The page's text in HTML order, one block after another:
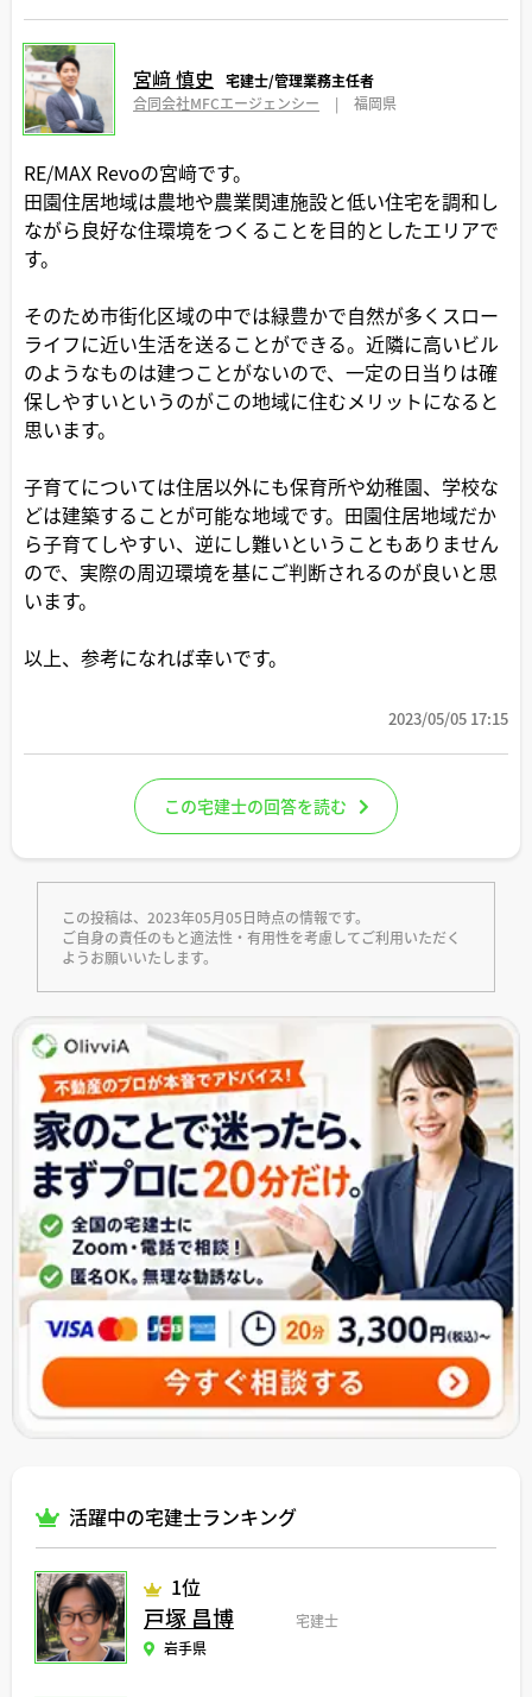
宮﨑 慎史
宅建士/管理業務主任者
合同会社MFCエージェンシー
| 福岡県
RE/MAX Revoの宮﨑です。
田園住居地域は農地や農業関連施設と低い住宅を調和し
ながら良好な住環境をつくることを目的としたエリアで
す。
そのため市街化区域の中では緑豊かで自然が多くスロー
ライフに近い生活を送ることができる。近隣に高いビル
のようなものは建つことがないので、一定の日当りは確
保しやすいというのがこの地域に住むメリットになると
思います。
子育てについては住居以外にも保育所や幼稚園、学校な
どは建築することが可能な地域です。田園住居地域だか
ら子育てしやすい、逆にし難いということもありません
ので、実際の周辺環境を基にご判断されるのが良いと思
います。
以上、参考になれば幸いです。
2023/05/05 17:15
この宅建士の回答を読む
この投稿は、2023年05月05日時点の情報です。
ご自身の責任のもと適法性・有用性を考慮してご利用いただく
ようお願いいたします。
活躍中の宅建士ランキング
1位
戸塚 昌博
宅建士
岩手県